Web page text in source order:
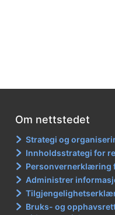
Om nettstedet
Strategi og
Innholdsstrategi for
Personvernerklæring
Administrer
Bruks- og